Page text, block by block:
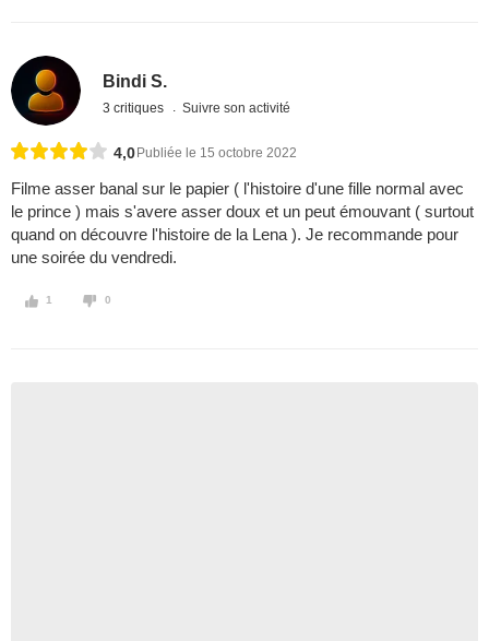
Bindi S.
3 critiques Suivre son activité
4,0 Publiée le 15 octobre 2022
Filme asser banal sur le papier ( l'histoire d'une fille normal avec
le prince ) mais s'avere asser doux et un peut émouvant ( surtout
quand on découvre l'histoire de la Lena ). Je recommande pour
une soirée du vendredi.
1 0